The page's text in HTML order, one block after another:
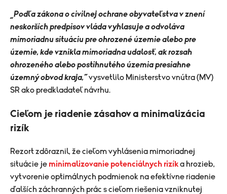
„Podľa zákona o civilnej ochrane obyvateľstva v znení
neskorších predpisov vláda vyhlasuje a odvoláva
mimoriadnu situáciu pre ohrozené územie alebo pre
územie, kde vznikla mimoriadna udalosť, ak rozsah
ohrozeného alebo postihnutého územia presiahne
územný obvod kraja,“vysvetlilo Ministerstvo vnútra (MV)
SR ako predkladateľ návrhu.
Cieľom je riadenie zásahov a minimalizácia
rizík
Rezort zdôraznil, že cieľom vyhlásenia mimoriadnej
situácie je minimalizovanie potenciálnych rizíka hrozieb,
vytvorenie optimálnych podmienok na efektívne riadenie
ďalších záchranných prác s cieľom riešenia vzniknutej